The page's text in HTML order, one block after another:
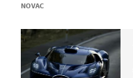
NOVAC